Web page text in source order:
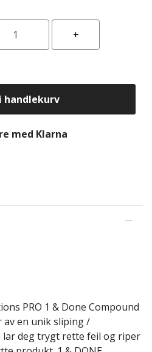
handlekurv
med Klarna
PRO 1 & Done Compound
en unik sliping /
deg trygt rette feil og riper